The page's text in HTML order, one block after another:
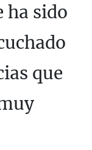
ha sido
que